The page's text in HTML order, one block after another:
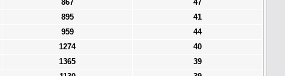
867
47
895
41
959
44
1274
40
1365
39